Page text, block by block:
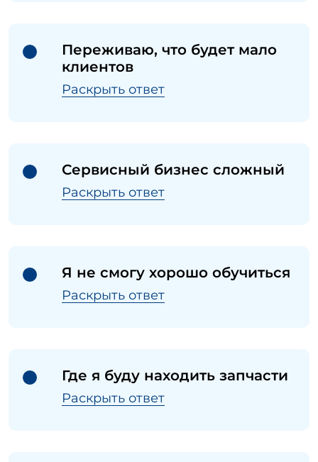
Переживаю, что будет мало
клиентов
Раскрыть ответ
Сервисный бизнес сложный
Раскрыть ответ
Я не смогу хорошо обучиться
Раскрыть ответ
Где я буду находить запчасти
Раскрыть ответ